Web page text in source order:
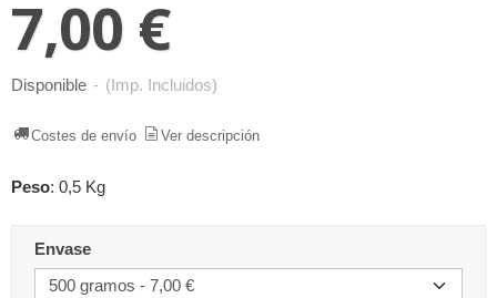
7,00 €
Disponible - (Imp. Incluidos)
Costes de envío Ver descripción
Peso: 0,5 Kg
Envase